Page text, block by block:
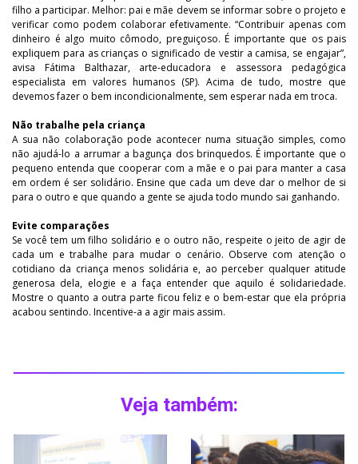
filho a participar. Melhor: pai e mãe devem se informar sobre o projeto e
verificar como podem colaborar efetivamente. “Contribuir apenas com
dinheiro é algo muito cômodo, preguiçoso. É importante que os pais
expliquem para as crianças o significado de vestir a camisa, se engajar”,
avisa Fátima Balthazar, arte-educadora e assessora pedagógica
especialista em valores humanos (SP). Acima de tudo, mostre que
devemos fazer o bem incondicionalmente, sem esperar nada em troca.
Não trabalhe pela criança
A sua não colaboração pode acontecer numa situação simples, como
não ajudá-lo a arrumar a bagunça dos brinquedos. É importante que o
pequeno entenda que cooperar com a mãe e o pai para manter a casa
em ordem é ser solidário. Ensine que cada um deve dar o melhor de si
para o outro e que quando a gente se ajuda todo mundo sai ganhando.
Evite comparações
Se você tem um filho solidário e o outro não, respeite o jeito de agir de
cada um e trabalhe para mudar o cenário. Observe com atenção o
cotidiano da criança menos solidária e, ao perceber qualquer atitude
generosa dela, elogie e a faça entender que aquilo é solidariedade.
Mostre o quanto a outra parte ficou feliz e o bem-estar que ela própria
acabou sentindo. Incentive-a a agir mais assim.
Veja também: